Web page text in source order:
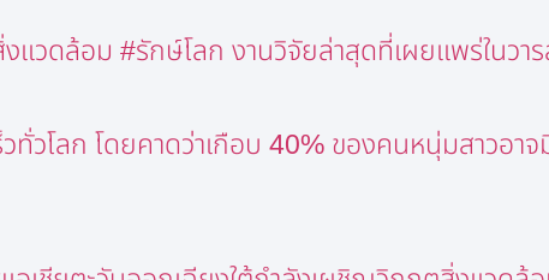
วดล้อม #รักษ์โลก งานวิจัยล่าสุดที่เผยแพร่ในวาร
ทั่วโลก โดยคาดว่าเกือบ 40% ของคนหนุ่มสาวอาจ